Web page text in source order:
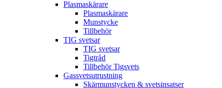
Plasmaskärare
Plasmaskärare
Munstycke
Tillbehör
TIG svetsar
TIG svetsar
Tigtråd
Tillbehör Tigsvets
Gassvetsutrustning
Skärmunstycken & svetsinsatser